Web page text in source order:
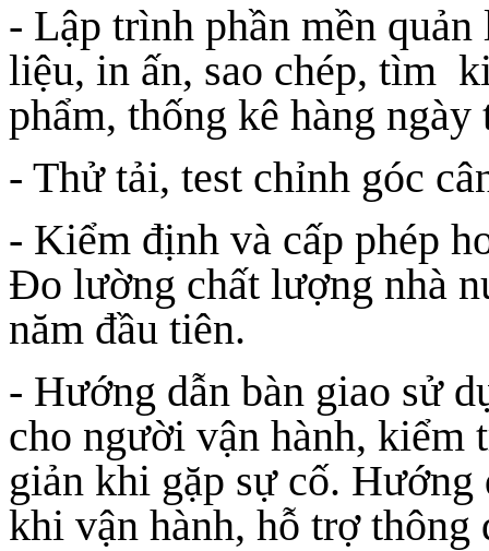
- Lập trình phần mền
liệu, in ấn, sao chép, tìm
phẩm, thống kê hàng ngày
- Thử tải, test chỉnh góc
- Kiểm định và cấp phép
Đo lường chất lượng nhà
năm đầu tiên.
- Hướng dẫn bàn giao sử
cho người vận hành, kiểm
giản khi gặp sự cố.
khi vận hành, hỗ trợ